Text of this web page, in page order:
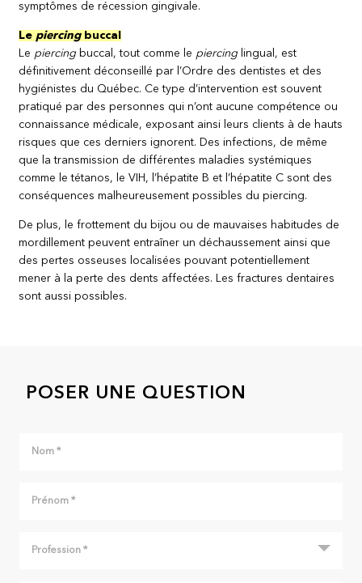
symptômes de récession gingivale.
Le piercingbuccal
Le piercingbuccal, tout comme le piercinglingual, est
définitivement déconseillé par l’Ordre des dentistes et des
hygiénistes du Québec. Ce type d’intervention est souvent
pratiqué par des personnes qui n’ont aucune compétence ou
connaissance médicale, exposant ainsi leurs clients à de hauts
risques que ces derniers ignorent. Des infections, de même
que la transmission de différentes maladies systémiques
comme le tétanos, le VIH, l’hépatite B et l’hépatite C sont des
conséquences malheureusement possibles du piercing.
De plus, le frottement du bijou ou de mauvaises habitudes de
mordillement peuvent entraîner un déchaussement ainsi que
des pertes osseuses localisées pouvant potentiellement
mener à la perte des dents affectées. Les fractures dentaires
sont aussi possibles.
POSER UNE QUESTION